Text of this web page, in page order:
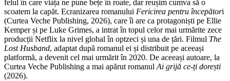
felul în care viața ne pune bețe în roate, dar reușim cumva să o
scoatem la capăt. Ecranizarea romanului Fericirea pentru începători
(Curtea Veche Publishing, 2026), care îi are ca protagoniști pe Ellie
Kemper și pe Luke Grimes, a intrat în topul celor mai urmărite zece
producții Netflix la nivel global în optzeci și una de țări. Filmul The
Lost Husband, adaptat după romanul ei și distribuit pe aceeași
platformă, a devenit cel mai urmărit în 2020. De aceeași autoare, la
Curtea Veche Publishing a mai apărut romanul Ai grijă ce-ți dorești
(2026).